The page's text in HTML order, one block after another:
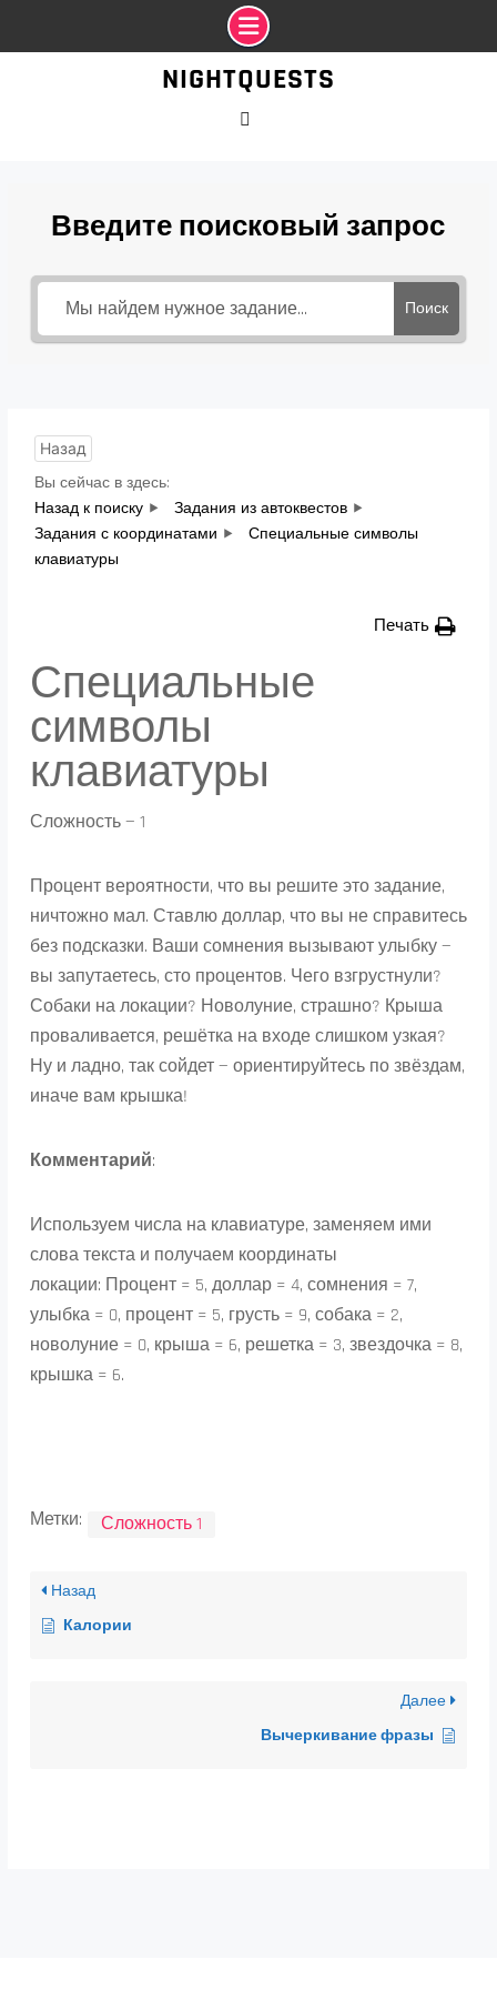
NIGHTQUESTS
Введите поисковый запрос
Поиск
Назад
Вы сейчас в здесь:
Назад к поиску
Задания из автоквестов
Задания с координатами
Специальные символы
клавиатуры
Печать
Специальные
символы
клавиатуры
Сложность — 1
Процент вероятности, что вы решите это задание,
ничтожно мал. Ставлю доллар, что вы не справитесь
без подсказки. Ваши сомнения вызывают улыбку —
вы запутаетесь, сто процентов. Чего взгрустнули?
Собаки на локации? Новолуние, страшно? Крыша
проваливается, решётка на входе слишком узкая?
Ну и ладно, так сойдет — ориентируйтесь по звёздам,
иначе вам крышка!
Комментарий:
Используем числа на клавиатуре, заменяем ими
слова текста и получаем координаты
локации: Процент = 5, доллар = 4, сомнения = 7,
улыбка = 0, процент = 5, грусть = 9, собака = 2,
новолуние = 0, крыша = 6, решетка = 3, звездочка = 8,
крышка = 6.
Метки: Сложность 1
Назад
Калории
Далее
Вычеркивание фразы